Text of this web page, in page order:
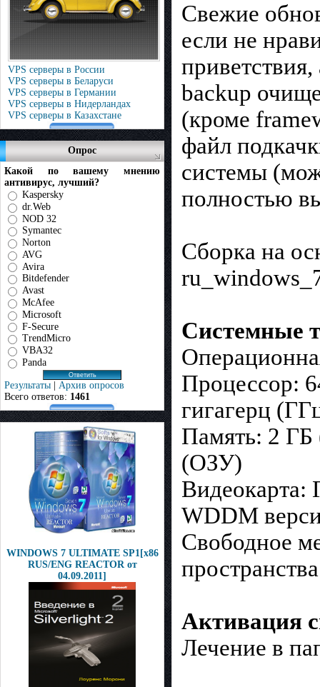
VPS серверы в России
VPS серверы в Беларуси
VPS серверы в Германии
VPS серверы в Нидерландах
VPS серверы в Казахстане
Опрос
Какой по вашему мнению
антивирус, лучший?
Kaspersky
dr.Web
NOD 32
Symantec
Norton
AVG
Avira
Bitdefender
Avast
McAfee
Microsoft
F-Secure
TrendMicro
VBA32
Panda
Результаты | Архив опросов
Всего ответов: 1461
WINDOWS 7 ULTIMATE SP1[x86
RUS/ENG REACTOR от
04.09.2011]
Свежие
если не
backup
(кроме
файл
системы
полностью
Сборка на
Системные
Процессор:
гигагерц
Память: 2 ГБ
(ОЗУ)
Видеокарта:
WDDM
Свободное
Активация
Лечение в